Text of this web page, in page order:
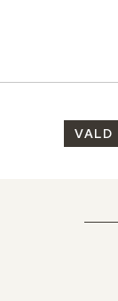
Om du bor i ett
på en magnifik
VALD